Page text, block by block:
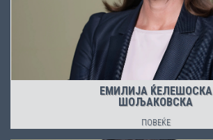
ЕМИЛИЈА ЌЕЛЕШОСКА
ШОЉАКОВСКА
ПОВЕЌЕ